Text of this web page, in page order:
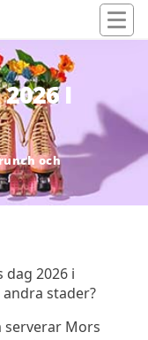
2026 I
och
2026 i
stader?
serverar Mors